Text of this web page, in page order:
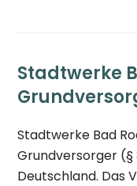
Stadtwerke
Stadtwerke Bad
Grundversorger
Deutschland. Das